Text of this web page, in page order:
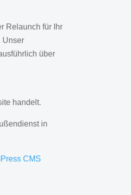
Relaunch für Ihr
Unser
über
handelt.
in
CMS